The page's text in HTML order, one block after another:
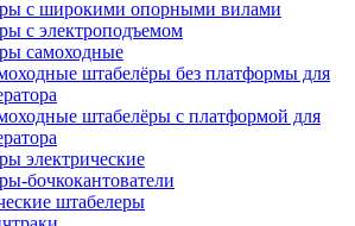
с широкими опорными вилами
с электроподъемом
самоходные
штабелёры без платформы для
штабелёры с платформой для
электрические
бочкокантователи
штабелеры